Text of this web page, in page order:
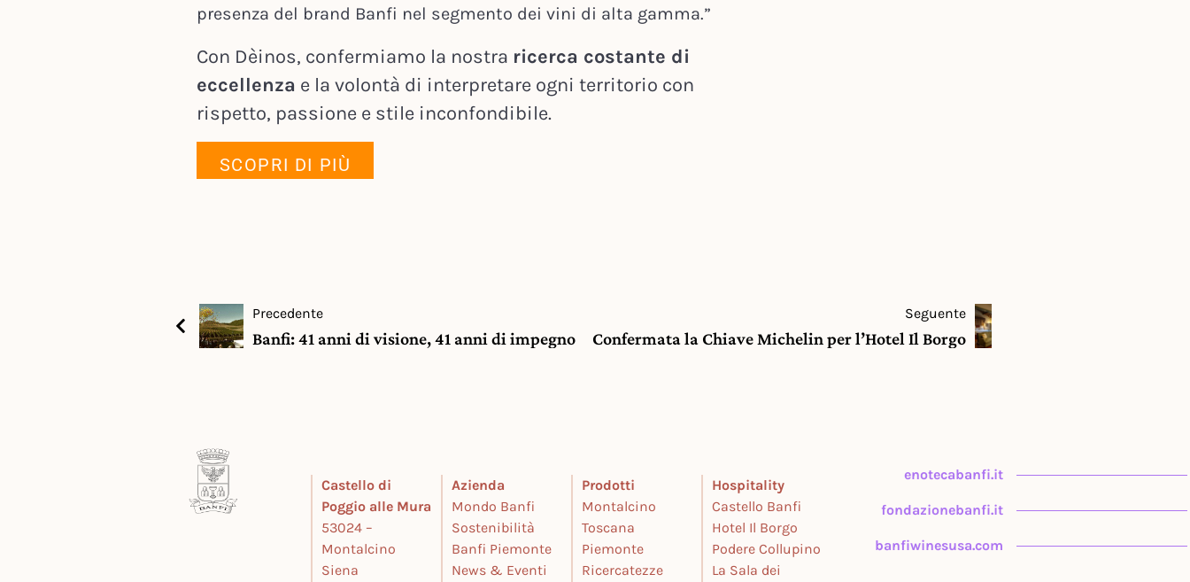
presenza del brand Banfi nel segmento dei vini di alta gamma.”
Con Dèinos, confermiamo la nostra ricerca costante di
eccellenza e la volontà di interpretare ogni territorio con
rispetto, passione e stile inconfondibile.
SCOPRI DI PIÙ
Precedente
Banfi: 41 anni di visione, 41 anni di impegno
Seguente
Confermata la Chiave Michelin per l’Hotel Il Borgo
Castello di
Poggio alle Mura
53024 –
Montalcino
Siena
Azienda
Mondo Banfi
Sostenibilità
Banfi Piemonte
News & Eventi
Prodotti
Montalcino
Toscana
Piemonte
Ricercatezze
Hospitality
Castello Banfi
Hotel Il Borgo
Podere Collupino
La Sala dei
enotecabanfi.it
fondazionebanfi.it
banfiwinesusa.com